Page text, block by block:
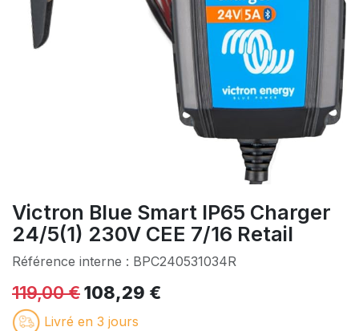
Victron Blue Smart IP65 Charger
24/5(1) 230V CEE 7/16 Retail
Référence interne : BPC240531034R
119,00€108,29 €
Livré en 3 jours